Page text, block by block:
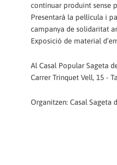
continuar produint sense
Presentarà la pel·lícula i
campanya de solidaritat
Exposició de material
Al Casal Popular Sageta
Carrer Trinquet Vell, 15 -
Organitzen: Casal Sageta